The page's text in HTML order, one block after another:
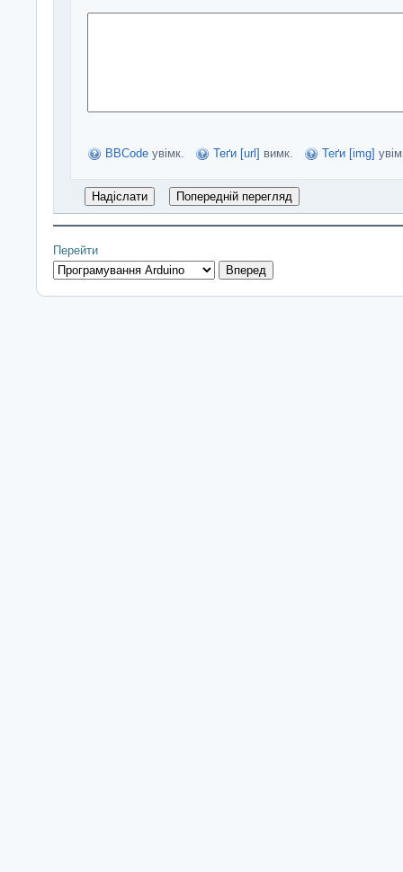
BBCode увімк. Теґи [url] вимк. Теґи [img]
Перейти